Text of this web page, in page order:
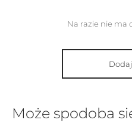
Na razie nie ma
Może spodoba